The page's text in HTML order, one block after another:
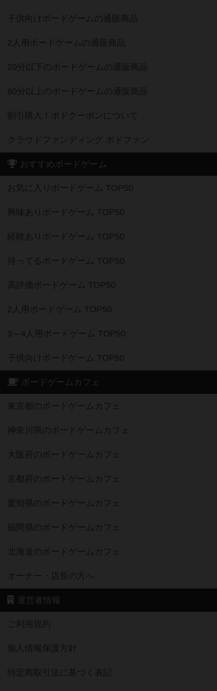
子供向けボードゲームの通販商品
2人用ボードゲームの通販商品
20分以下のボードゲームの通販商品
60分以上のボードゲームの通販商品
割引購入！ボドクーポンについて
クラウドファンディング ボドファン
おすすめボードゲーム
お気に入りボードゲーム TOP50
興味ありボードゲーム TOP50
経験ありボードゲーム TOP50
持ってるボードゲーム TOP50
高評価ボードゲーム TOP50
2人用ボードゲーム TOP50
3～4人用ボードゲーム TOP50
子供向けボードゲーム TOP50
ボードゲームカフェ
東京都のボードゲームカフェ
神奈川県のボードゲームカフェ
大阪府のボードゲームカフェ
京都府のボードゲームカフェ
愛知県のボードゲームカフェ
福岡県のボードゲームカフェ
北海道のボードゲームカフェ
オーナー・店長の方へ
運営者情報
ご利用規約
個人情報保護方針
特定商取引法に基づく表記